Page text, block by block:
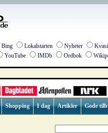
Bing Lokalstarten Nyheter
YouTube
IMDb Ordbok
Shopping I dag Artikler
Gode